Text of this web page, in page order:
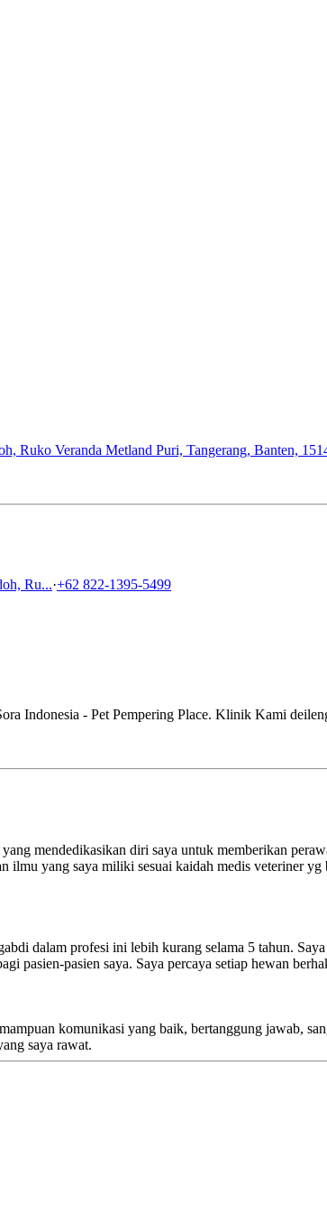
Ruko Veranda Metland Puri, Tangerang, Banten,
Ru...·+62 822-1395-5499
Indonesia - Pet Pempering Place. Klinik Kami
mendedikasikan diri saya untuk memberikan
yang saya miliki sesuai kaidah medis veteriner
dalam profesi ini lebih kurang selama 5 tahun.
pasien-pasien saya. Saya percaya setiap hewan
komunikasi yang baik, bertanggung jawab,
saya rawat.